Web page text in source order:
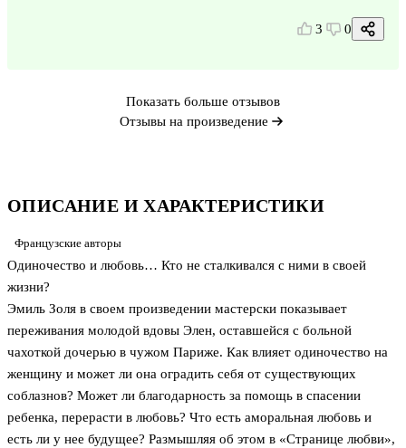
ОПИСАНИЕ И ХАРАКТЕРИСТИКИ
Французские авторы
Одиночество и любовь… Кто не сталкивался с ними в своей
жизни?
Эмиль Золя в своем произведении мастерски показывает
переживания молодой вдовы Элен, оставшейся с больной
чахоткой дочерью в чужом Париже. Как влияет одиночество на
женщину и может ли она оградить себя от существующих
соблазнов? Может ли благодарность за помощь в спасении
ребенка, перерасти в любовь? Что есть аморальная любовь и
есть ли у нее будущее? Размышляя об этом в «Странице любви»,
3 0
Показать больше отзывов
Отзывы на произведение